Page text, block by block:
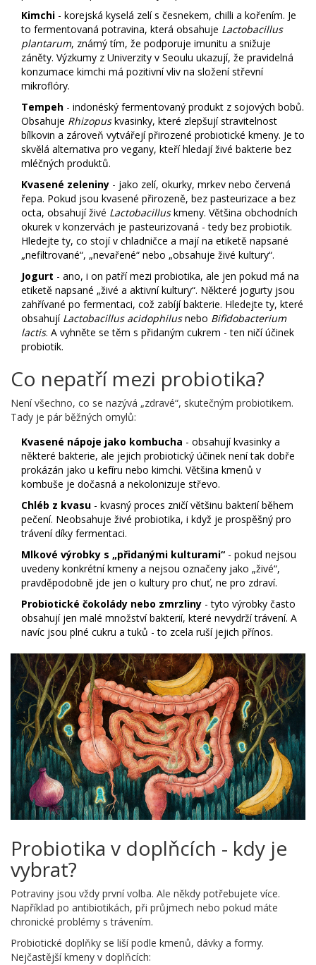
Kimchi - korejská kyselá zelí s česnekem, chilli a kořením. Je
to fermentovaná potravina, která obsahuje Lactobacillus
plantarum, známý tím, že podporuje imunitu a snižuje
záněty. Výzkumy z Univerzity v Seoulu ukazují, že pravidelná
konzumace kimchi má pozitivní vliv na složení střevní
mikroflóry.
Tempeh - indonéský fermentovaný produkt z sojových bobů.
Obsahuje Rhizopuskvasinky, které zlepšují stravitelnost
bílkovin a zároveň vytvářejí přirozené probiotické kmeny. Je to
skvělá alternativa pro vegany, kteří hledají živé bakterie bez
mléčných produktů.
Kvasené zeleniny - jako zelí, okurky, mrkev nebo červená
řepa. Pokud jsou kvasené přirozeně, bez pasteurizace a bez
octa, obsahují živé Lactobacilluskmeny. Většina obchodních
okurek v konzervách je pasteurizovaná - tedy bez probiotik.
Hledejte ty, co stojí v chladničce a mají na etiketě napsané
„nefiltrované“, „nevařené“ nebo „obsahuje živé kultury“.
Jogurt - ano, i on patří mezi probiotika, ale jen pokud má na
etiketě napsané „živé a aktivní kultury“. Některé jogurty jsou
zahřívané po fermentaci, což zabíjí bakterie. Hledejte ty, které
obsahují Lactobacillus acidophilusnebo Bifidobacterium
lactis. A vyhněte se těm s přidaným cukrem - ten ničí účinek
probiotik.
Co nepatří mezi probiotika?
Není všechno, co se nazývá „zdravé“, skutečným probiotikem.
Tady je pár běžných omylů:
Kvasené nápoje jako kombucha - obsahují kvasinky a
některé bakterie, ale jejich probiotický účinek není tak dobře
prokázán jako u kefíru nebo kimchi. Většina kmenů v
kombuše je dočasná a nekolonizuje střevo.
Chléb z kvasu - kvasný proces zničí většinu bakterií během
pečení. Neobsahuje živé probiotika, i když je prospěšný pro
trávení díky fermentaci.
Mlkové výrobky s „přidanými kulturami“ - pokud nejsou
uvedeny konkrétní kmeny a nejsou označeny jako „živé“,
pravděpodobně jde jen o kultury pro chuť, ne pro zdraví.
Probiotické čokolády nebo zmrzliny - tyto výrobky často
obsahují jen malé množství bakterií, které nevydrží trávení. A
navíc jsou plné cukru a tuků - to zcela ruší jejich přínos.
Probiotika v doplňcích - kdy je
vybrat?
Potraviny jsou vždy první volba. Ale někdy potřebujete více.
Například po antibiotikách, při průjmech nebo pokud máte
chronické problémy s trávením.
Probiotické doplňky se liší podle kmenů, dávky a formy.
Nejčastější kmeny v doplňcích: